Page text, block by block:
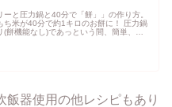
ーと圧力鍋と40分で「餅」」の作り方。
ち米が40分で約1キロのお餅に！ 圧力鍋
(餅機能なし)であっという間、簡単、つ
飯器使用の他レシピもあり